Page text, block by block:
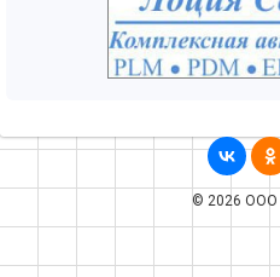
© 2026 ООО